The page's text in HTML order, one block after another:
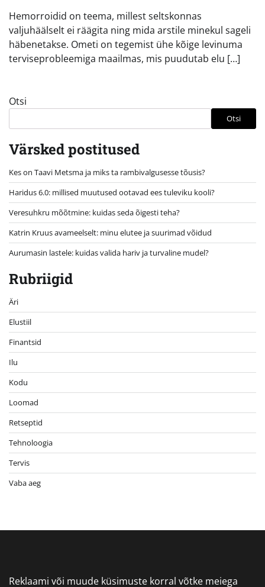
Hemorroidid on teema, millest seltskonnas
valjuhäälselt ei räägita ning mida arstile minekul sageli
häbenetakse. Ometi on tegemist ühe kõige levinuma
terviseprobleemiga maailmas, mis puudutab elu […]
Otsi
Otsi
Värsked postitused
Kes on Taavi Metsma ja miks ta rambivalgusesse tõusis?
Haridus 6.0: millised muutused ootavad ees tuleviku kooli?
Veresuhkru mõõtmine: kuidas seda õigesti teha?
Katrin Kruus avameelselt: minu elutee ja suurimad võidud
Aurumasin lastele: kuidas valida hariv ja turvaline mudel?
Rubriigid
Äri
Elustiil
Finantsid
Ilu
Kodu
Loomad
Retseptid
Tehnoloogia
Tervis
Vaba aeg
Reklaami või muude küsimuste korral võtke meiega